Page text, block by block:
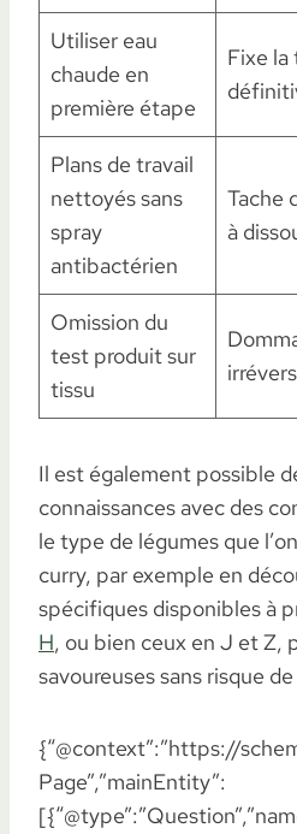
Utiliser eau
chaude en
première étape
Fixe la
Plans de travail
nettoyés sans
spray
antibactérien
Tache
à
Omission du
test produit sur
tissu
Il est également possible
connaissances avec des
le type de légumes que
curry, par exemple en
spécifiques disponibles à
H, ou bien ceux en J et Z,
savoureuses sans risque
{“@context”:”https://
Page”,”mainEntity”: